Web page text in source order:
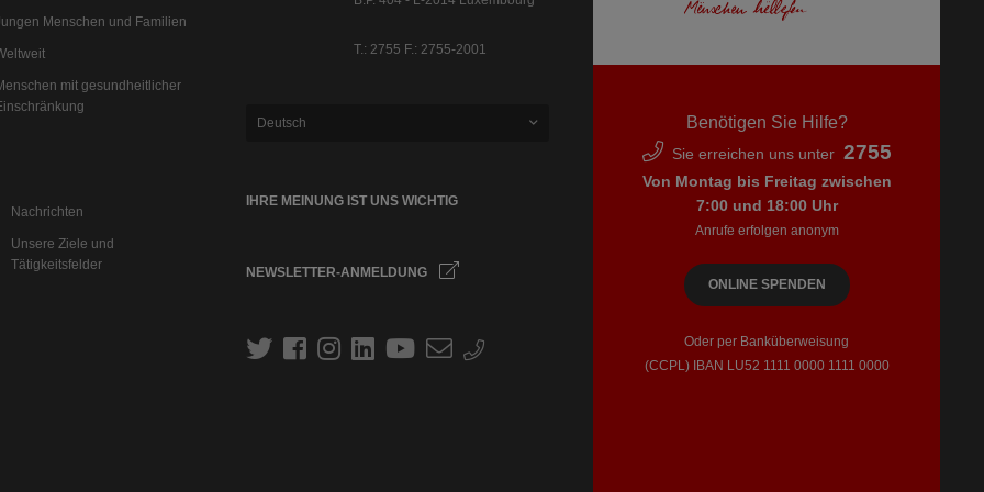
Menschen und Familien
mit gesundheitlicher
Nachrichten
Unsere Ziele und
Tätigkeitsfelder
T.: 2755 F.: 2755-2001
Deutsch
IHRE MEINUNG IST UNS WICHTIG
NEWSLETTER-ANMELDUNG
Benötigen Sie Hilfe?
Sie erreichen uns unter 2755
Von Montag bis Freitag zwischen
7:00 und 18:00 Uhr
Anrufe erfolgen anonym
ONLINE SPENDEN
Oder per Banküberweisung
(CCPL) IBAN LU52​ 1111​ 0000​ 1111​ 0000